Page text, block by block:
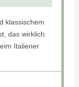
klassischem
das wirklich
Italiener